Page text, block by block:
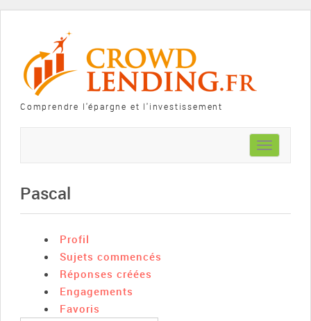
Comprendre l'épargne et l'investissement
Toggle
navigation
Pascal
Profil
Sujets commencés
Réponses créées
Engagements
Favoris